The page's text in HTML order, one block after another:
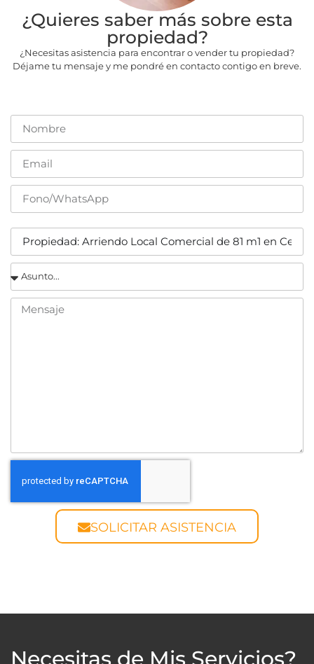
¿Quieres saber más sobre esta
propiedad?
¿Necesitas asistencia para encontrar o vender tu propiedad?
Déjame tu mensaje y me pondré en contacto contigo en breve.
SOLICITAR ASISTENCIA
Necesitas de Mis Servicios?